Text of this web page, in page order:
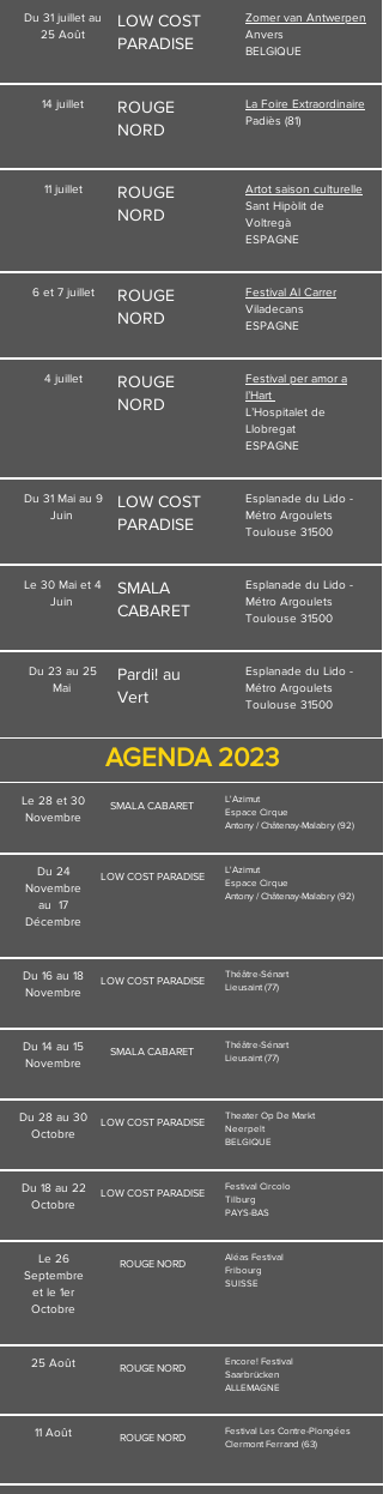
Du 31 juillet au
25 Août
LOW COST
PARADISE
Zomer van Antwerpen
Anvers
BELGIQUE
14 juillet
ROUGE
NORD
La Foire Extraordinaire
Padiès (81)
11 juillet
ROUGE
NORD
Artot saison culturelle
Sant Hipòlit de
Voltregà
ESPAGNE
6 et 7 juillet
ROUGE
NORD
Festival Al Carrer
Viladecans
ESPAGNE
4 juillet
ROUGE
NORD
Festival per amor a
l’Hart
L’Hospitalet de
Llobregat
ESPAGNE
Du 31 Mai au 9
Juin
LOW COST
PARADISE
Esplanade du Lido -
Métro Argoulets
Toulouse 31500
Le 30 Mai et 4
Juin
SMALA
CABARET
Esplanade du Lido -
Métro Argoulets
Toulouse 31500
Du 23 au 25
Mai
Pardi! au
Vert
Esplanade du Lido -
Métro Argoulets
Toulouse 31500
AGENDA 2023
Le 28 et 30
Novembre
SMALA CABARET
L'Azimut
Espace Cirque
Antony / Châtenay-Malabry (92)
Du 24
Novembre
au 17
Décembre
LOW COST PARADISE
L'Azimut
Espace Cirque
Antony / Châtenay-Malabry (92)
Du 16 au 18
Novembre
LOW COST PARADISE
Théâtre-Sénart
Lieusaint (77)
Du 14 au 15
Novembre
SMALA CABARET
Théâtre-Sénart
Lieusaint (77)
Du 28 au 30
Octobre
LOW COST PARADISE
Theater Op De Markt
Neerpelt
BELGIQUE
Du 18 au 22
Octobre
LOW COST PARADISE
Festival Circolo
Tilburg
PAYS-BAS
Le 26
Septembre
et le 1er
Octobre
ROUGE NORD
Aléas Festival
Fribourg
SUISSE
25 Août ROUGE NORD
Encore! Festival
Saarbrücken
ALLEMAGNE
11 Août ROUGE NORD
Festival Les Contre-Plongées
Clermont Ferrand (63)